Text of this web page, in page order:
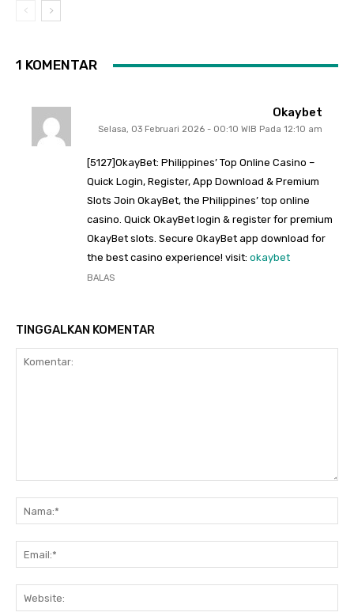
1 KOMENTAR
Okaybet
Selasa, 03 Februari 2026 - 00:10 WIB Pada 12:10 am
[5127]OkayBet: Philippines’ Top Online Casino –
Quick Login, Register, App Download & Premium
Slots Join OkayBet, the Philippines’ top online
casino. Quick OkayBet login & register for premium
OkayBet slots. Secure OkayBet app download for
the best casino experience! visit: okaybet
BALAS
TINGGALKAN KOMENTAR